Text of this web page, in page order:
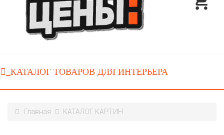
Главная КАТАЛОГ КАРТИН